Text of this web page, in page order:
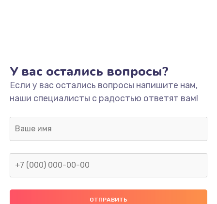
Замена/Pемонт карбюратора
1300 руб.
Заказать
Ремонт капиллярной трубки
400 руб.
У вас остались вопросы?
Если у вас остались вопросы напишите нам,
наши специалисты с радостью ответят вам!